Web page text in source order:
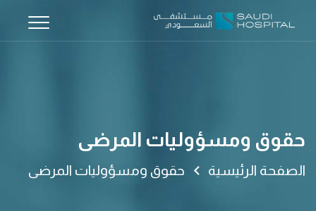
حقوق ومسؤوليات المرضى
الصفحة الرئيسية حقوق ومسؤوليات المرضى